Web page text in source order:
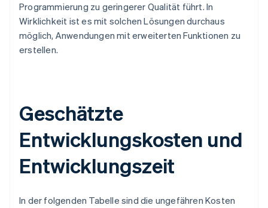
Programmierung zu geringerer Qualität führt. In
Wirklichkeit ist es mit solchen Lösungen durchaus
möglich, Anwendungen mit erweiterten Funktionen zu
erstellen.
Geschätzte
Entwicklungskosten und
Entwicklungszeit
In der folgenden Tabelle sind die ungefähren Kosten